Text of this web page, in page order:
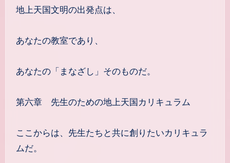
地上天国文明の出発点は、
あなたの教室であり、
あなたの「まなざし」そのものだ。
第六章 先生のための地上天国カリキュラム
ここからは、先生たちと共に創りたいカリキュラ
ムだ。